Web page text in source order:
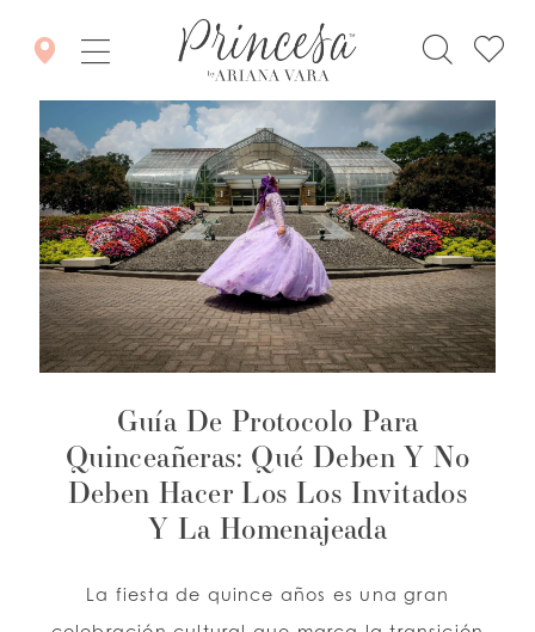
LISTA DE DESEOS
Guía De Protocolo Para
Quinceañeras: Qué Deben Y No
Deben Hacer Los Los Invitados
Y La Homenajeada
La fiesta de quince años es una gran